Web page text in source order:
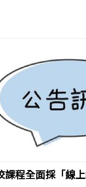
課程全面採「線